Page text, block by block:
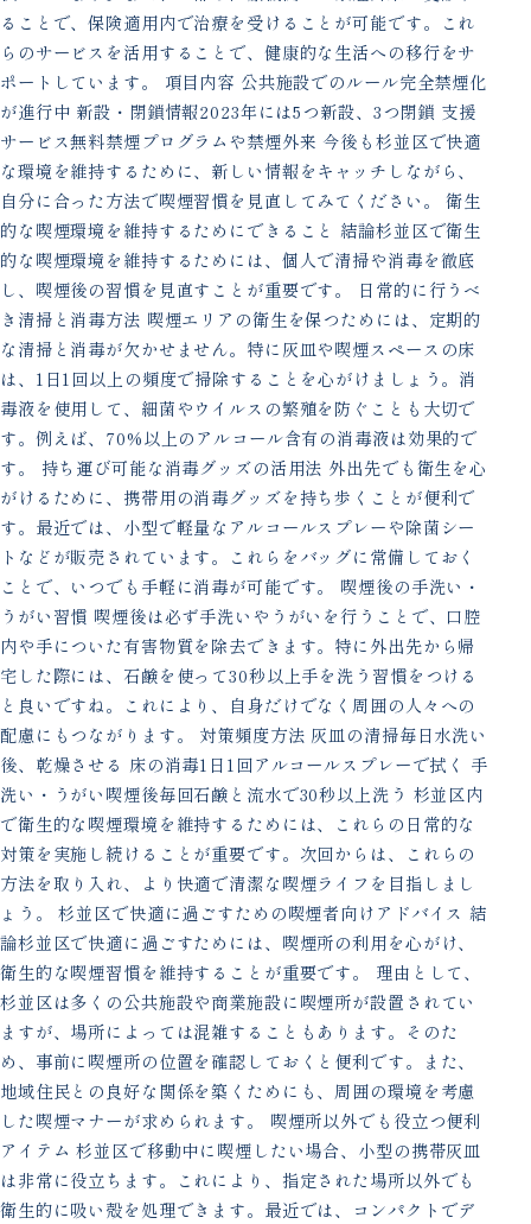
ることで、保険適用内で治療を受けることが可能です。これ
らのサービスを活用することで、健康的な生活への移行をサ
ポートしています。 項目内容 公共施設でのルール完全禁煙化
が進行中 新設・閉鎖情報2023年には5つ新設、3つ閉鎖 支援
サービス無料禁煙プログラムや禁煙外来 今後も杉並区で快適
な環境を維持するために、新しい情報をキャッチしながら、
自分に合った方法で喫煙習慣を見直してみてください。 衛生
的な喫煙環境を維持するためにできること 結論杉並区で衛生
的な喫煙環境を維持するためには、個人で清掃や消毒を徹底
し、喫煙後の習慣を見直すことが重要です。 日常的に行うべ
き清掃と消毒方法 喫煙エリアの衛生を保つためには、定期的
な清掃と消毒が欠かせません。特に灰皿や喫煙スペースの床
は、1日1回以上の頻度で掃除することを心がけましょう。消
毒液を使用して、細菌やウイルスの繁殖を防ぐことも大切で
す。例えば、70%以上のアルコール含有の消毒液は効果的で
す。 持ち運び可能な消毒グッズの活用法 外出先でも衛生を心
がけるために、携帯用の消毒グッズを持ち歩くことが便利で
す。最近では、小型で軽量なアルコールスプレーや除菌シー
トなどが販売されています。これらをバッグに常備しておく
ことで、いつでも手軽に消毒が可能です。 喫煙後の手洗い・
うがい習慣 喫煙後は必ず手洗いやうがいを行うことで、口腔
内や手についた有害物質を除去できます。特に外出先から帰
宅した際には、石鹸を使って30秒以上手を洗う習慣をつける
と良いですね。これにより、自身だけでなく周囲の人々への
配慮にもつながります。 対策頻度方法 灰皿の清掃毎日水洗い
後、乾燥させる 床の消毒1日1回アルコールスプレーで拭く 手
洗い・うがい喫煙後毎回石鹸と流水で30秒以上洗う 杉並区内
で衛生的な喫煙環境を維持するためには、これらの日常的な
対策を実施し続けることが重要です。次回からは、これらの
方法を取り入れ、より快適で清潔な喫煙ライフを目指しまし
ょう。 杉並区で快適に過ごすための喫煙者向けアドバイス 結
論杉並区で快適に過ごすためには、喫煙所の利用を心がけ、
衛生的な喫煙習慣を維持することが重要です。 理由として、
杉並区は多くの公共施設や商業施設に喫煙所が設置されてい
ますが、場所によっては混雑することもあります。そのた
め、事前に喫煙所の位置を確認しておくと便利です。また、
地域住民との良好な関係を築くためにも、周囲の環境を考慮
した喫煙マナーが求められます。 喫煙所以外でも役立つ便利
アイテム 杉並区で移動中に喫煙したい場合、小型の携帯灰皿
は非常に役立ちます。これにより、指定された場所以外でも
衛生的に吸い殻を処理できます。最近では、コンパクトでデ